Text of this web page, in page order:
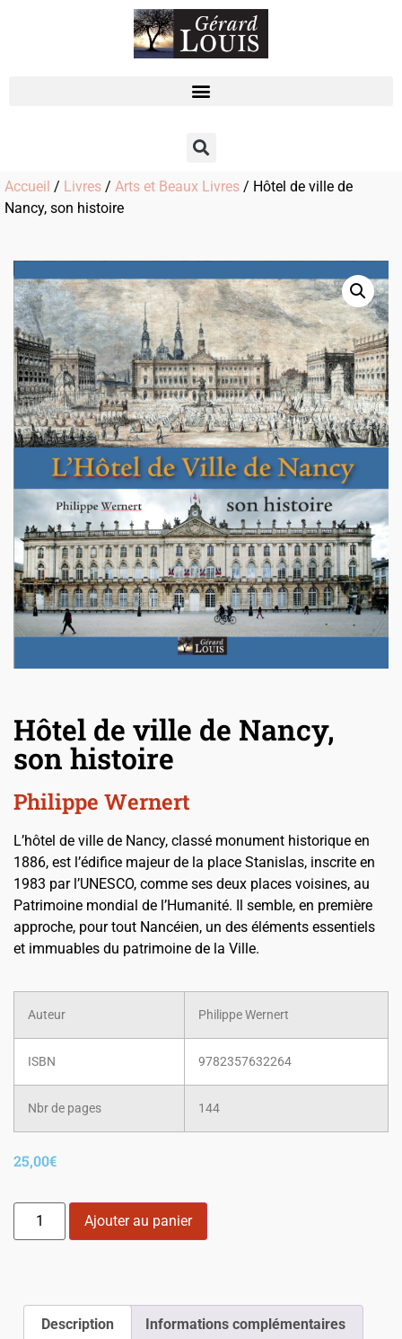
Accueil / Livres / Arts et Beaux Livres / Hôtel de ville de
Nancy, son histoire
Hôtel de ville de Nancy,
son histoire
Philippe Wernert
L’hôtel de ville de Nancy, classé monument historique en
1886, est l’édifice majeur de la place Stanislas, inscrite en
1983 par l’UNESCO, comme ses deux places voisines, au
Patrimoine mondial de l’Humanité. Il semble, en première
approche, pour tout Nancéien, un des éléments essentiels
et immuables du patrimoine de la Ville.
Auteur Philippe Wernert
ISBN 9782357632264
Nbr de pages 144
25,00€
Ajouter au panier
Description Informations complémentaires